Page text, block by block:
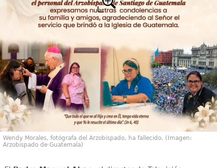
Wendy Morales, fotógrafa del Arzobispado, ha fallecido. (Imagen:
Arzobispado de Guatemala)